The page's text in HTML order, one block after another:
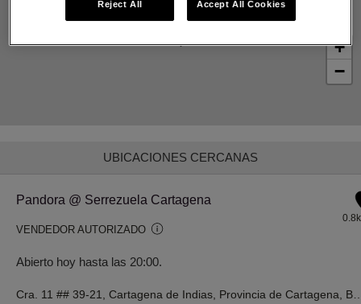
+
−
UBICACIONES CERCANAS
Pandora @ Serrezuela Cartagena
VENDEDOR AUTORIZADO
Abierto hoy hasta las 20:00.
Reject All Accept All Cookies